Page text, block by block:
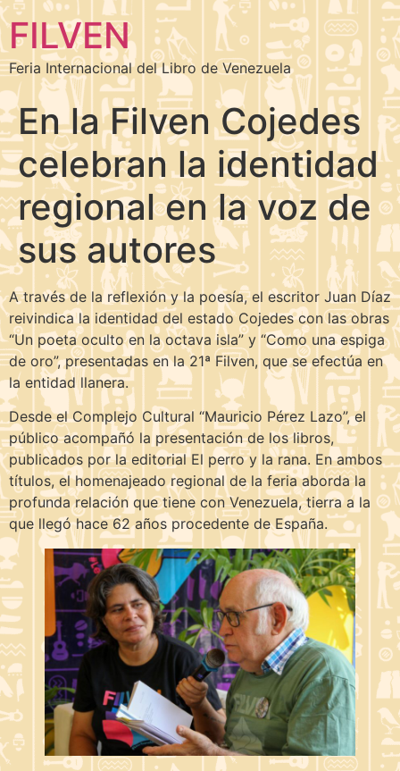
FILVEN
Feria Internacional del Libro de Venezuela
En la Filven Cojedes
celebran la identidad
regional en la voz de
sus autores
A través de la reflexión y la poesía, el escritor Juan Díaz
reivindica la identidad del estado Cojedes con las obras
“Un poeta oculto en la octava isla” y “Como una espiga
de oro”, presentadas en la 21ª Filven, que se efectúa en
la entidad llanera.
Desde el Complejo Cultural “Mauricio Pérez Lazo”, el
público acompañó la presentación de los libros,
publicados por la editorial El perro y la rana. En ambos
títulos, el homenajeado regional de la feria aborda la
profunda relación que tiene con Venezuela, tierra a la
que llegó hace 62 años procedente de España.